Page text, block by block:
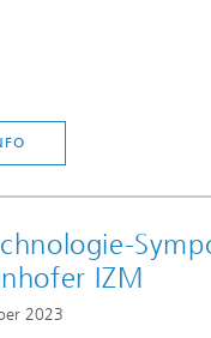
IZM
2023